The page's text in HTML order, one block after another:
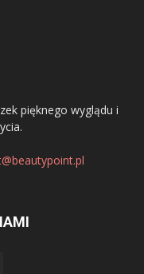
pięknego wyglądu i